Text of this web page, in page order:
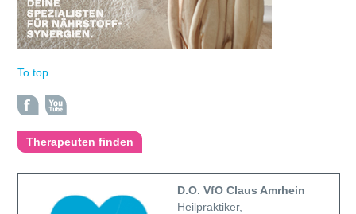
To top
Therapeuten finden
D.O. VfO Claus Amrhein
Heilpraktiker,